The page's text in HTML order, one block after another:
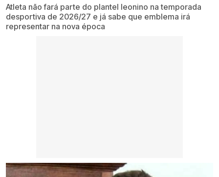
Atleta não fará parte do plantel leonino na temporada
desportiva de 2026/27 e já sabe que emblema irá
representar na nova época